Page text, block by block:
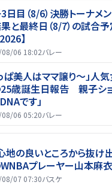
日目（8/6）決勝トーナメ
と最終日（8/7）の試合予
】
06 18:02バレー
ぱ美人はママ譲り～」人
歳誕生日報告 親子ショ
です」
06 05:20バレー
地の良いところから抜
プレーヤー山本麻
07 07:30バスケ